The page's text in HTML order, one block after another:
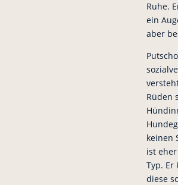
Ruhe.
ein
aber
Rüden
keinen
ist
Typ. Er
diese